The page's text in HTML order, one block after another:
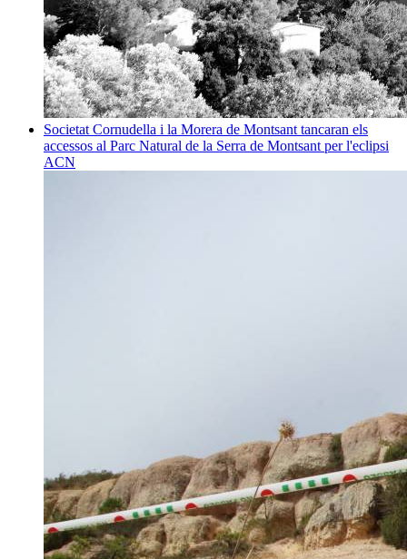
Societat Cornudella i la Morera de Montsant tancaran els
accessos al Parc Natural de la Serra de Montsant per l'eclipsi
ACN